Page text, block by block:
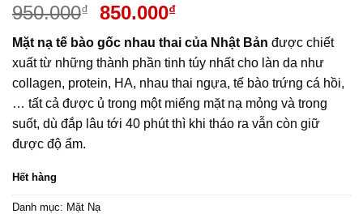
950.000₫
Giá
gốc
là:
950.000₫.
850.000₫Giá
hiện
tại
là:
850.000₫.
Mặt nạ tế bào gốc nhau thai của Nhật Bản được chiết
xuất từ những thành phần tinh túy nhất cho làn da như
collagen, protein, HA, nhau thai ngựa, tế bào trứng cá hồi,
… tất cả được ủ trong một miếng mặt nạ mỏng và trong
suốt, dù đắp lâu tới 40 phút thì khi tháo ra vẫn còn giữ
được độ ẩm.
Hết hàng
Danh mục: Mặt Nạ